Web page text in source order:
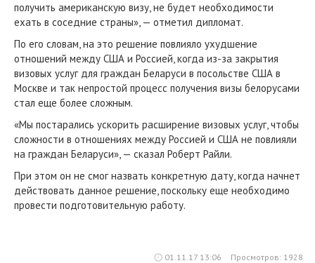
получить американскую визу, не будет необходимости
ехать в соседние страны», — отметил дипломат.
По его словам, на это решение повлияло ухудшение
отношений между США и Россией, когда из-за закрытия
визовых услуг для граждан Беларуси в посольстве США в
Москве и так непростой процесс получения визы белорусами
стал еще более сложным.
«Мы постарались ускорить расширение визовых услуг, чтобы
сложности в отношениях между Россией и США не повлияли
на граждан Беларуси», — сказал Роберт Райли.
При этом он не смог назвать конкретную дату, когда начнет
действовать данное решение, поскольку еще необходимо
провести подготовительную работу.
01.11.17 13:06 Просмотров: 1928